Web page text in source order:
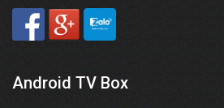
Android TV Box